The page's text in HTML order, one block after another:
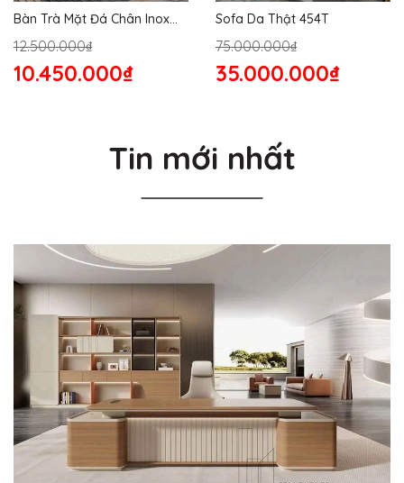
Bàn Trà Mặt Đá Chân Inox
12.500.000₫
10.450.000₫
Sofa Da Thật 454T
75.000.000₫
35.000.000₫
Tin mới nhất